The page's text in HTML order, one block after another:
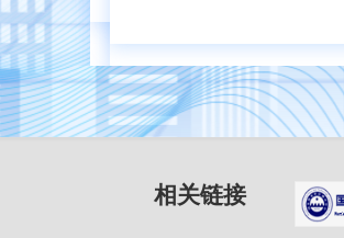
相关链接